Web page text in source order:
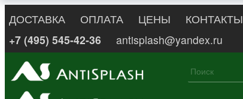
ДОСТАВКА ОПЛАТА ЦЕНЫ КОНТАКТЫ
+7 (495) 545-42-36
antisplash@yandex.ru